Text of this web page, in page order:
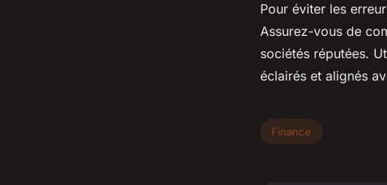
Pour éviter les
Assurez-vous de
sociétés réputées.
éclairés et alignés
Finance